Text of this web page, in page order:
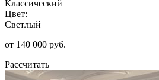
Классический
Цвет:
Светлый
от 140 000 руб.
Рассчитать